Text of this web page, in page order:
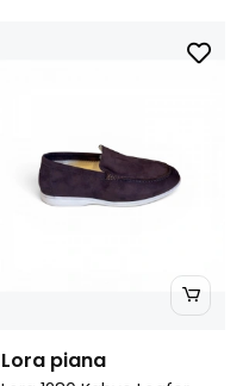
Lora piana